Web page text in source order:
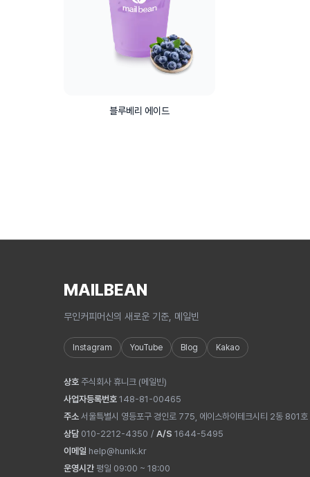
블루베리 에이드
MAILBEAN
무인커피머신의 새로운 기준, 메일빈
Instagram YouTube Blog Kakao
상호 주식회사 휴니크 (메일빈)
사업자등록번호 148-81-00465
주소 서울특별시 영등포구 경인로 775, 에이스하이테크시티 2동 801호
상담 010-2212-4350 / A/S 1644-5495
이메일 help@hunik.kr
운영시간 평일 09:00 ~ 18:00